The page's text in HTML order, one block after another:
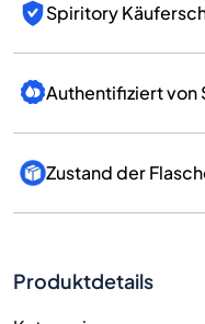
Spiritory
Authentifiziert von
Zustand der
Produktdetails